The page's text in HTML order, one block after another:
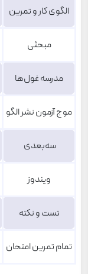
الگوی کار و تمرین
مبحثی
مدرسه غول‌ها
موج آزمون نشر الگو
سه‌بعدی
ویندوز
تست و نکته
تمام تمرین امتحان